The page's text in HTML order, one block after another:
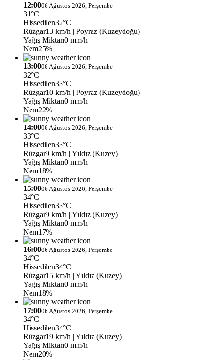
12:0006 Ağustos 2026, Perşembe
31°C
Hissedilen32°C
Rüzgar13 km/h | Poyraz (Kuzeydoğu)
Yağış Miktarı0 mm/h
Nem25%
13:0006 Ağustos 2026, Perşembe
32°C
Hissedilen33°C
Rüzgar10 km/h | Poyraz (Kuzeydoğu)
Yağış Miktarı0 mm/h
Nem22%
14:0006 Ağustos 2026, Perşembe
33°C
Hissedilen33°C
Rüzgar9 km/h | Yıldız (Kuzey)
Yağış Miktarı0 mm/h
Nem18%
15:0006 Ağustos 2026, Perşembe
34°C
Hissedilen33°C
Rüzgar9 km/h | Yıldız (Kuzey)
Yağış Miktarı0 mm/h
Nem17%
16:0006 Ağustos 2026, Perşembe
34°C
Hissedilen34°C
Rüzgar15 km/h | Yıldız (Kuzey)
Yağış Miktarı0 mm/h
Nem18%
17:0006 Ağustos 2026, Perşembe
34°C
Hissedilen34°C
Rüzgar19 km/h | Yıldız (Kuzey)
Yağış Miktarı0 mm/h
Nem20%